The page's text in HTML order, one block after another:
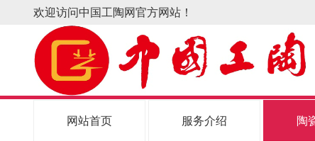
欢迎访问中国工陶网官方网站！
网站首页 服务介绍 陶